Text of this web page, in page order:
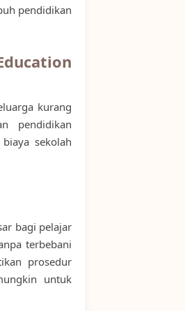
pendidikan
kurang
pendidikan
sekolah
bagi pelajar
terbebani
prosedur
untuk